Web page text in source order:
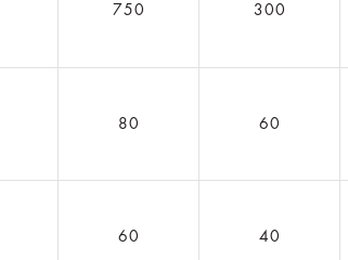
750 300
80 60
60 40